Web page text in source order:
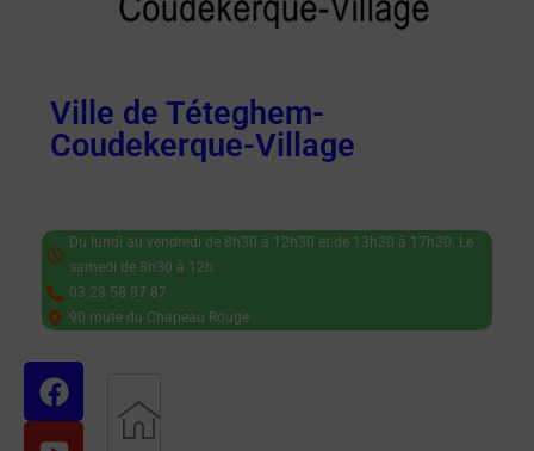
Ville de Téteghem-
Coudekerque-Village
Du lundi au vendredi de 8h30 à 12h30 et de 13h30 à 17h30. Le
samedi de 8h30 à 12h.
03 28 58 87 87
90 route du Chapeau Rouge